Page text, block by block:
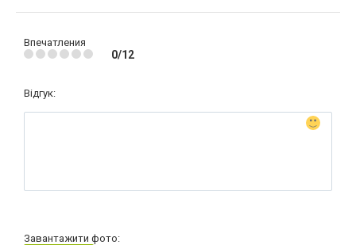
Впечатления
0/12
Відгук:
Завантажити фото: